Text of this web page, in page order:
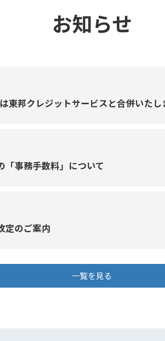
お知らせ
東邦クレジットサービスと合併いたし
「事務手数料」について
定のご案内
一覧を見る